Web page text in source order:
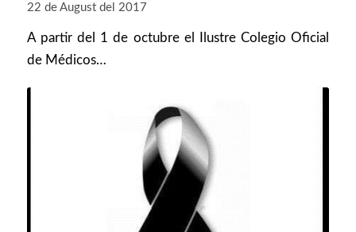
22 de August del 2017
A partir del 1 de octubre el Ilustre Colegio Oficial
de Médicos…